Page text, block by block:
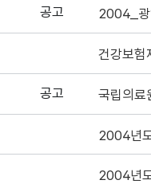
공고 2004_광
건강보
공고 국립의료
2004년
2004년